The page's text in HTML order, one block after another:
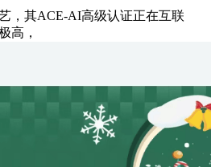
其ACE-AI高级认证正在互联
高，